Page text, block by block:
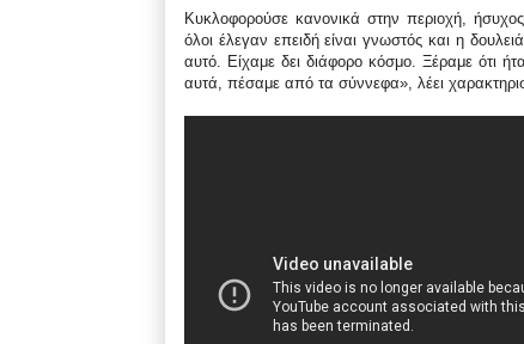
Κυκλοφορούσε κανονικά στην περιοχή,
όλοι έλεγαν επειδή είναι γνωστός και η
αυτό. Είχαμε δει διάφορο κόσμο. Ξέραμε ότι
αυτά, πέσαμε από τα σύννεφα», λέει